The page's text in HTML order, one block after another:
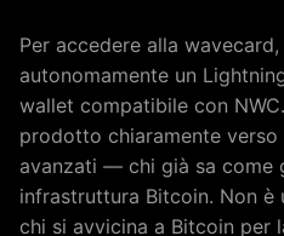
Per accedere alla
autonomamente un
wallet compatibile con
prodotto chiaramente
avanzati — chi già sa come
infrastruttura Bitcoin. Non è
chi si avvicina a Bitcoin per